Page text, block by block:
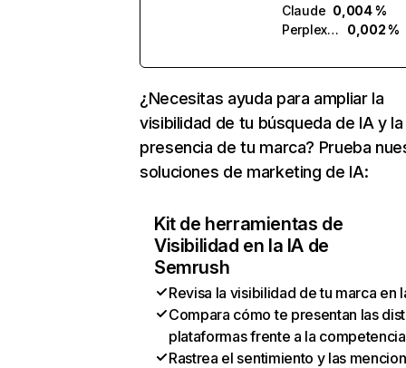
Claude 0,004 %
Perplexity
0,002 %
¿Necesitas ayuda para ampliar la
visibilidad de tu búsqueda de IA y la
presencia de tu marca? Prueba
soluciones de marketing de IA:
Kit de herramientas de
Visibilidad en la IA de
Semrush
Revisa la visibilidad de tu marca en
Compara cómo te presentan las
plataformas frente a la competencia
Rastrea el sentimiento y las